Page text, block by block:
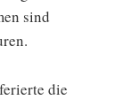
sind
die